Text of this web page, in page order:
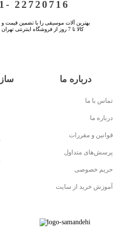
22720716
بهترین آلات موسیقی را با تضمین قیمت
کالا تا 7 روز از فروشگاه اینترنتی تهران ساز تهیه کنید.
تماس با ما
درباره ما
قوانین و مقررات
پرسش‌های متداول
حریم خصوصی
آموزش خرید از سایت
درباره ما